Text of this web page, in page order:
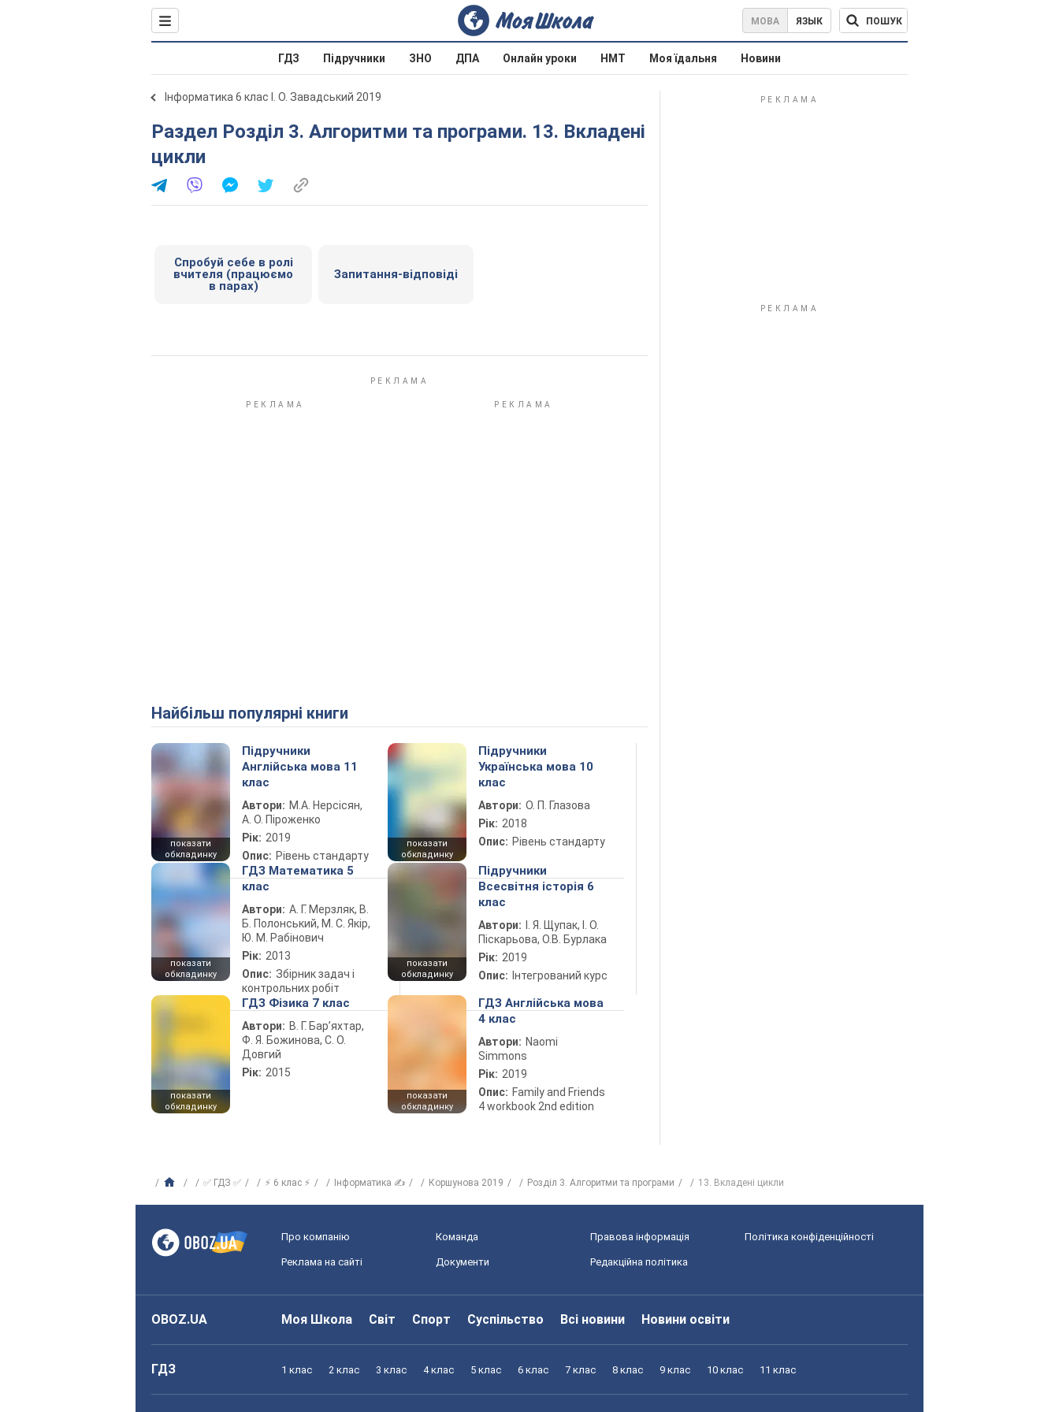
МОВА ЯЗЫК ПОШУК
ГДЗ Підручники ЗНО ДПА Онлайн уроки НМТ Моя їдальня Новини
Інформатика 6 клас І. О. Завадський 2019
Раздел Розділ 3. Алгоритми та програми. 13. Вкладені
цикли
Спробуй себе в ролі
вчителя (працюємо
в парах)
Запитання-відповіді
Найбільш популярні книги
показати
обкладинку
Підручники
Англійська мова 11
клас
Автори: М.А. Нерсісян,
А. О. Піроженко
Рік: 2019
Опис: Рівень стандарту
показати
обкладинку
Підручники
Українська мова 10
клас
Автори: О. П. Глазова
Рік: 2018
Опис: Рівень стандарту
показати
обкладинку
ГДЗ Математика 5
клас
Автори: А. Г. Мерзляк, В.
Б. Полонський, М. С. Якір,
Ю. М. Рабінович
Рік: 2013
Опис: Збірник задач і
контрольних робіт
показати
обкладинку
Підручники
Всесвітня історія 6
клас
Автори:
І. Я. Щупак, І. О.
Піскарьова, О.В. Бурлака
Рік: 2019
Опис: Інтегрований курс
показати
обкладинку
ГДЗ Фізика 7 клас
Автори: В. Г. Бар’яхтар,
Ф. Я. Божинова, С. О.
Довгий
Рік: 2015
показати
обкладинку
ГДЗ Англійська мова
4 клас
Автори: Naomi
Simmons
Рік: 2019
Опис: Family and Friends
4 workbook 2nd edition
✅ ГДЗ ✅ ⚡ 6 клас ⚡ Інформатика ✍ Коршунова 2019 Розділ 3. Алгоритми та програми 13. Вкладені цикли
Про компанію Команда Правова інформація Політика конфіденційності
Реклама на сайті Документи Редакційна політика
OBOZ.UA Моя Школа Світ Спорт Суспільство Всі новини Новини освіти
ГДЗ 1 клас 2 клас 3 клас 4 клас 5 клас 6 клас 7 клас 8 клас 9 клас 10 клас 11 клас